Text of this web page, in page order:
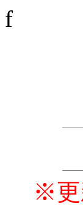
f
※更